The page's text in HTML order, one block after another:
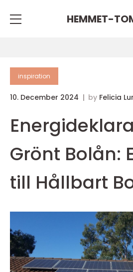
HEMMET-
inspiration
10. December 2024 by Felicia
Grönt Bolån:
till Hållbart